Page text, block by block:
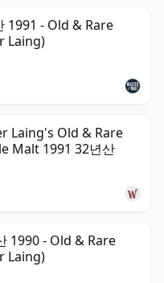
1991 - Old & Rare
Laing)
Laing's Old & Rare
Malt 1991 32년산
1990 - Old & Rare
Laing)